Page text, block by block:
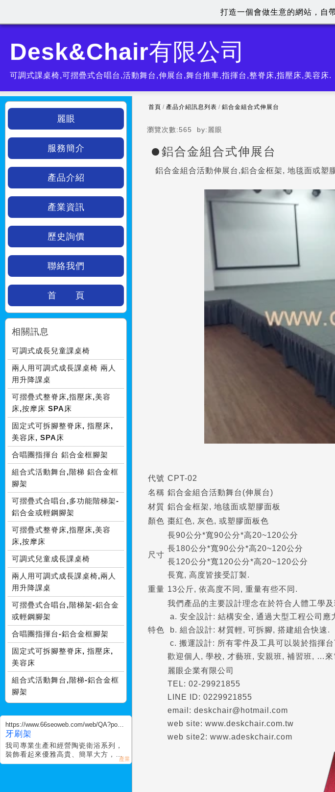
Desk&Chair有限公司
可調式課桌椅,可摺疊式合唱台,活動舞台,伸展台,舞台推車,指揮台,整脊床,指壓床,美容床.
首頁 / 產品介紹訊息列表 / 鋁合金組合式伸展台
瀏覽次數:565 by: 麗眼
鋁合金組合式伸展台
鋁合金組合活動伸展台,鋁合金框架, 地毯面或塑
代號 CPT-02
名稱 鋁合金組合活動舞台(伸展台)
材質 鋁合金框架, 地毯面或塑膠面板
顏色 棗紅色, 灰色, 或塑膠面板色
尺寸
長90公分*寬90公分*高20~120公分
長180公分*寬90公分*高20~120公分
長120公分*寬120公分*高20~120公分
長寬, 高度皆接受訂製.
重量 13公斤, 依高度不同, 重量有些不同.
特色
我們產品的主要設計理念在於符合人體工學
a. 安全設計: 結構安全, 通過大型工程公司
b. 組合設計: 材質輕, 可拆腳, 搭建組合快速.
c. 搬運設計: 所有零件及工具可以裝於指揮
歡迎個人, 學校, 才藝班, 安親班, 補習班, …
麗眼企業有限公司
TEL: 02-29921855
LINE ID: 0229921855
email: deskchair@hotmail.com
web site: www.deskchair.com.tw
web site2: www.adeskchair.com
麗眼
服務簡介
產品介紹
產業資訊
歷史詢價
聯絡我們
首 頁
相關訊息
可調式成長兒童課桌椅
兩人用可調式成長課桌椅 兩人
用升降課桌
可摺疊式整脊床,指壓床,美容
床,按摩床 SPA床
固定式可拆腳整脊床, 指壓床,
美容床, SPA床
合唱團指揮台 鋁合金框腳架
組合式活動舞台,階梯 鋁合金框
腳架
可摺疊式合唱台,多功能階梯架-
鋁合金或輕鋼腳架
可摺疊式整脊床,指壓床,美容
床,按摩床
可調式兒童成長課桌椅
兩人用可調式成長課桌椅,兩人
用升降課桌
可摺疊式合唱台,階梯架-鋁合金
或輕鋼腳架
合唱團指揮台-鋁合金框腳架
固定式可拆腳整脊床, 指壓床,
美容床
組合式活動舞台,階梯-鋁合金框
腳架
https://www.66seoweb.com/web/QA?postI
D=327823
牙刷架
我司專業生產和經營陶瓷衛浴系列，
裝飾看起來優雅高貴、簡單大方，有
各系列可供挑選，包君滿意，觀迎廣
打造一個會做生意的網站，自